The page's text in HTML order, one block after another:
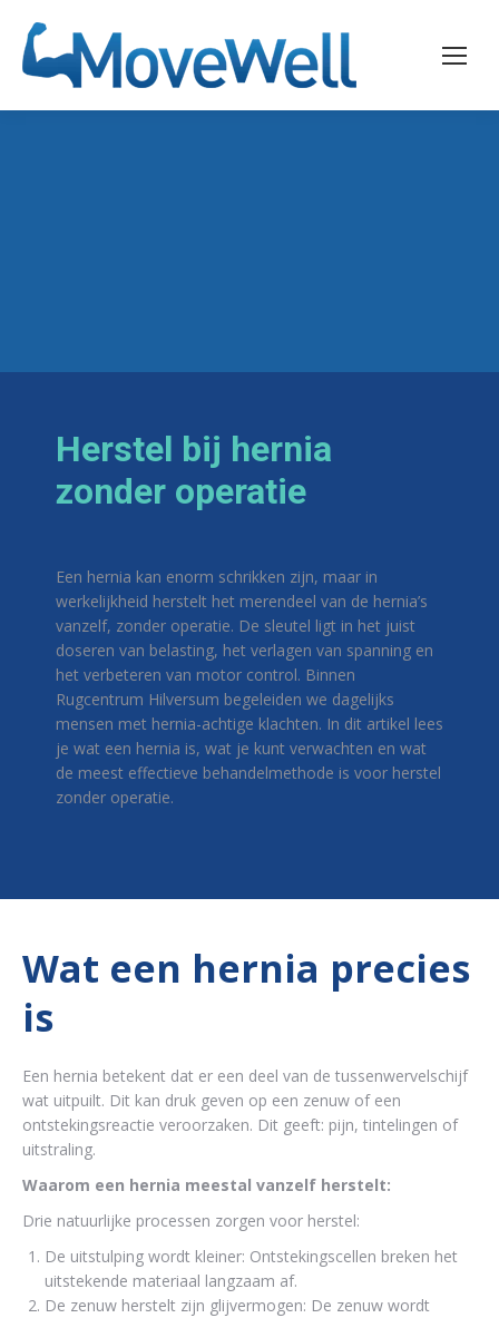
Herstel bij hernia
zonder operatie
Een hernia kan enorm schrikken zijn, maar in
werkelijkheid herstelt het merendeel van de hernia’s
vanzelf, zonder operatie. De sleutel ligt in het juist
doseren van belasting, het verlagen van spanning en
het verbeteren van motor control. Binnen
Rugcentrum Hilversum begeleiden we dagelijks
mensen met hernia-achtige klachten. In dit artikel lees
je wat een hernia is, wat je kunt verwachten en wat
de meest effectieve behandelmethode is voor herstel
zonder operatie.
Wat een hernia precies
is
Een hernia betekent dat er een deel van de tussenwervelschijf
wat uitpuilt. Dit kan druk geven op een zenuw of een
ontstekingsreactie veroorzaken. Dit geeft: pijn, tintelingen of
uitstraling.
Waarom een hernia meestal vanzelf herstelt:
Drie natuurlijke processen zorgen voor herstel:
De uitstulping wordt kleiner: Ontstekingscellen breken het
uitstekende materiaal langzaam af.
De zenuw herstelt zijn glijvermogen: De zenuw wordt